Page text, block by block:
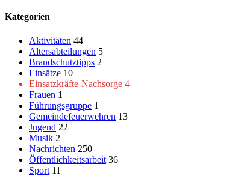
Kategorien
Aktivitäten 44
Altersabteilungen 5
Brandschutztipps 2
Einsätze 10
Einsatzkräfte-Nachsorge 4
Frauen 1
Führungsgruppe 1
Gemeindefeuerwehren 13
Jugend 22
Musik 2
Nachrichten 250
Öffentlichkeitsarbeit 36
Sport 11